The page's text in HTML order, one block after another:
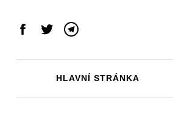
Facebook
TwitterTelegram
HLAVNÍ STRÁNKA